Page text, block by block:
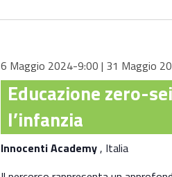
6 Maggio 2024-9:00 | 31 Maggio
Educazione zero-
l’infanzia
Innocenti Academy, Italia